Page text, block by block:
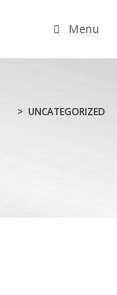
Menu
> UNCATEGORIZED